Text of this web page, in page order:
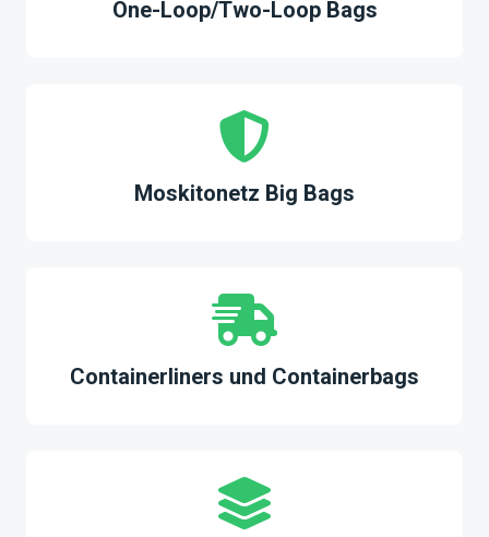
One-Loop/Two-Loop Bags
Moskitonetz Big Bags
Containerliners und Containerbags